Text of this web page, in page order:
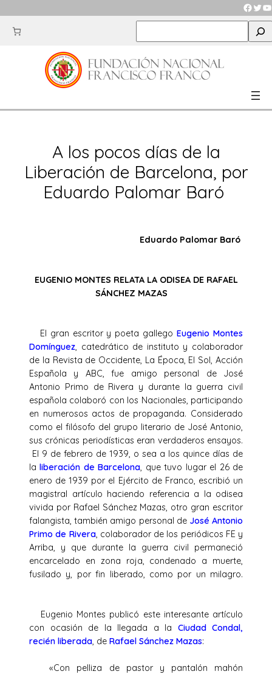
al
contenido
e
r
c
A los pocos días de la
Liberación de Barcelona, por
Eduardo Palomar Baró
Eduardo Palomar Baró
EUGENIO MONTES RELATA LA ODISEA DE RAFAEL
SÁNCHEZ MAZAS
El gran escritor y poeta gallegoEugenio Montes
Domínguez , catedrático de instituto y colaborador
de la Revista de Occidente, La Época, El Sol, Acción
Española y ABC, fue amigo personal de José
Antonio Primo de Rivera y durante la guerra civil
española colaboró con los Nacionales, participando
en numerosos actos de propaganda. Considerado
como el filósofo del grupo literario de José Antonio,
sus crónicas periodísticas eran verdaderos ensayos.
El 9 de febrero de 1939, o sea a los quince días de
laliberación de Barcelona , que tuvo lugar el 26 de
enero de 1939 por el Ejército de Franco, escribió un
magistral artículo haciendo referencia a la odisea
vivida por Rafael Sánchez Mazas, otro gran escritor
falangista, también amigo personal de José Antonio
Primo de Rivera, colaborador de los periódicos FE y
Arriba, y que durante la guerra civil permaneció
encarcelado en zona roja, condenado a muerte,
fusilado y, por fin liberado, como por un milagro.
Eugenio Montes publicó este interesante artículo
con ocasión de la llegada a la Ciudad Condal,
recién liberada , de Rafael Sánchez Mazas:
«Con pelliza de pastor y pantalón mahón